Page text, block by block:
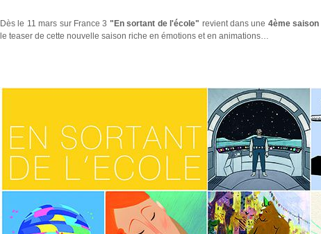
Dès le 11 mars sur France 3 "En sortant de l'école" revient dans une 4ème saison
le teaser de cette nouvelle saison riche en émotions et en animations…